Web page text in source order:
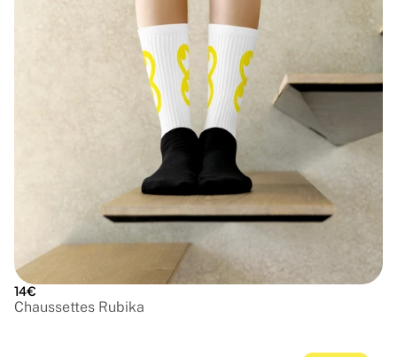
14€
Chaussettes Rubika